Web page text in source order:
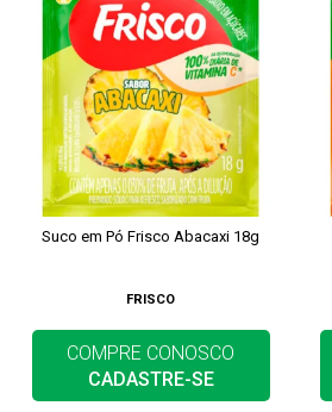
Suco em Pó Frisco Abacaxi 18g
FRISCO
COMPRE CONOSCO
CADASTRE-SE